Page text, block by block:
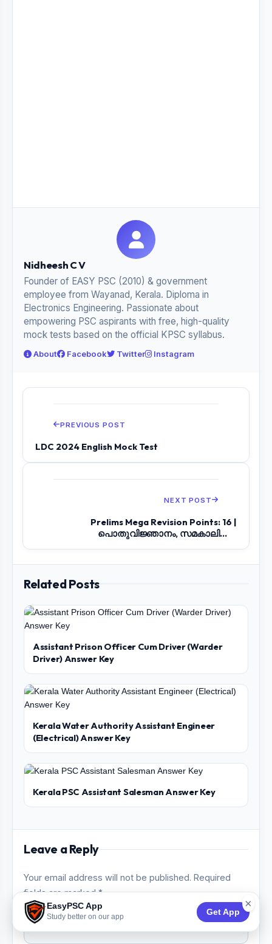
EasyPSC App
Study better on our app
Get App
×
Nidheesh C V
Founder of EASY PSC (2010) & government
employee from Wayanad, Kerala. Diploma in
Electronics Engineering. Passionate about
empowering PSC aspirants with free, high-quality
mock tests based on the official KPSC syllabus.
About Facebook Twitter Instagram
PREVIOUS POST
LDC 2024 English Mock Test
NEXT POST
Prelims Mega Revision Points: 16 |
പൊതുവിജ്ഞാനം, സമകാലികം |
Related Posts
Assistant Prison Officer Cum Driver (Warder
Driver) Answer Key
Kerala Water Authority Assistant Engineer
(Electrical) Answer Key
Kerala PSC Assistant Salesman Answer Key
Leave a Reply
Your email address will not be published. Required
fields are marked *